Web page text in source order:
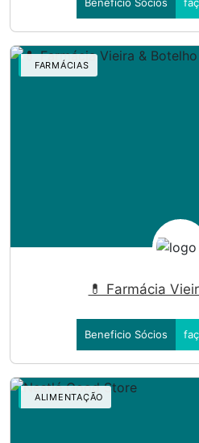
FARMÁCIAS
💊 Farmácia
Beneficio Sócios
ALIMENTAÇÃO